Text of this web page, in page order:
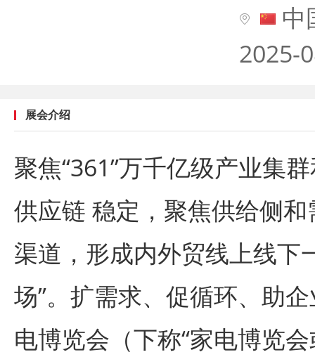
中
2025-
展会介绍
聚焦“361”万千亿级产业集
供应链 稳定，聚焦供给侧
渠道，形成内外贸线上线下
场”。扩需求、促循环、助
电博览会（下称“家电博览